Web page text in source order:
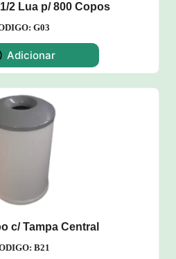
2 Lua p/ 800 Copos
G03
Adicionar
c/ Tampa Central
B21